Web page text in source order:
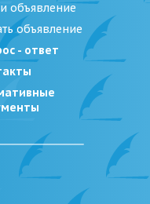
объявление
объявление
- ответ